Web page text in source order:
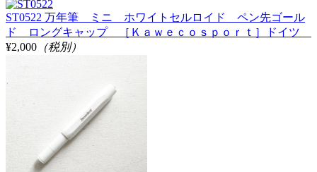
ST0522 万年筆 ミニ ホワイトセルロイド ペン先ゴール
ド ロングキャップ ［Ｋａｗｅｃｏｓｐｏｒｔ］ドイツ
¥2,000 （税別）